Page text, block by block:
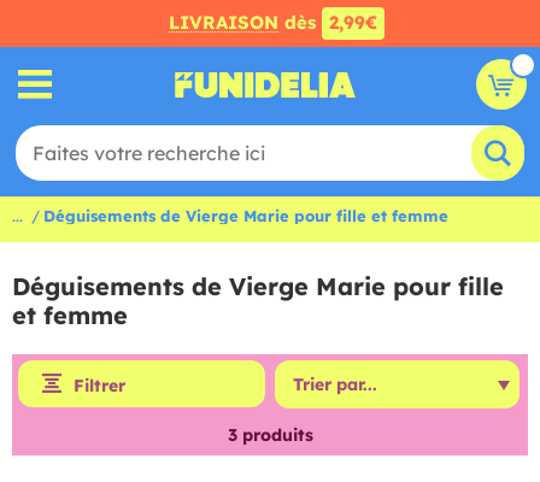
LIVRAISON dès 2,99€
... Déguisements de Vierge Marie pour fille et femme
Déguisements de Vierge Marie pour fille
et femme
Filtrer
3produits